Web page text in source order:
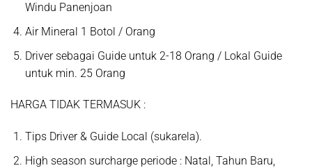
Windu Panenjoan
Air Mineral 1 Botol / Orang
Driver sebagai Guide untuk 2-18 Orang / Lokal Guide
untuk min. 25 Orang
HARGA TIDAK TERMASUK :
Tips Driver & Guide Local (sukarela).
High season surcharge periode : Natal, Tahun Baru,